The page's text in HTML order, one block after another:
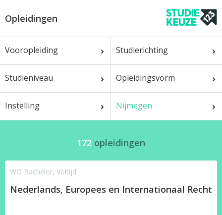
Opleidingen
Vooropleiding Studierichting
Studieniveau Opleidingsvorm
Instelling Nijmegen
172 opleidingen
WO Bachelor, Voltijd
Nederlands, Europees en Internationaal Recht